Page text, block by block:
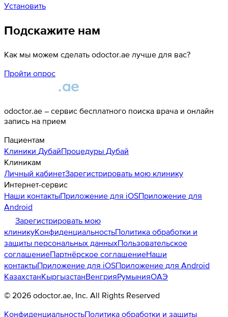
Установить
Подскажите нам
Как мы можем сделать odoctor.ae лучше для вас?
Пройти опрос
odoctor.ae – сервис бесплатного поиска врача и онлайн
запись на прием
Пациентам
Клиники ДубайПроцедуры Дубай
Клиникам
Личный кабинетЗарегистрировать мою клинику
Интернет-сервис
Наши контактыПриложение для iOSПриложение для
Android
Зарегистрировать мою
клиникуКонфиденциальностьПолитика обработки и
защиты персональных данныхПользовательское
соглашениеПартнёрское соглашениеНаши
контактыПриложение для iOSПриложение для Android
КазахстанКыргызстанВенгрияРумынияОАЭ
© 2026 odoctor.ae , Inc. All Rights Reserved
КонфиденциальностьПолитика обработки и защиты